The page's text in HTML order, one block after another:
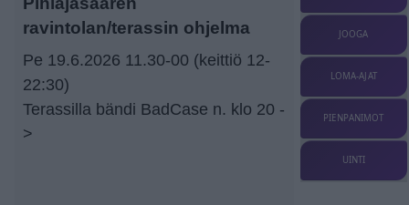
ravintolan/terassin ohjelma
Pe 19.6.2026 11.30-00 (keittiö 12-
22:30)
Terassilla bändi BadCase n. klo 20 -
>
JOOGA
LOMA-AJAT
PIENPANIMOT
UINTI